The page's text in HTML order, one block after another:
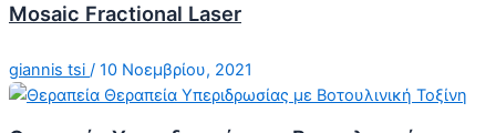
Mosaic Fractional Laser
giannis tsi / 10 Νοεμβρίου, 2021